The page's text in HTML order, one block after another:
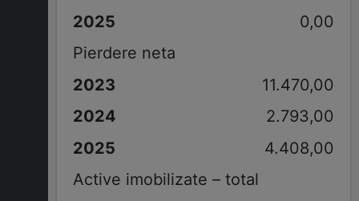
0,00
Pierdere neta
11.470,00
2.793,00
4.408,00
Active imobilizate – total